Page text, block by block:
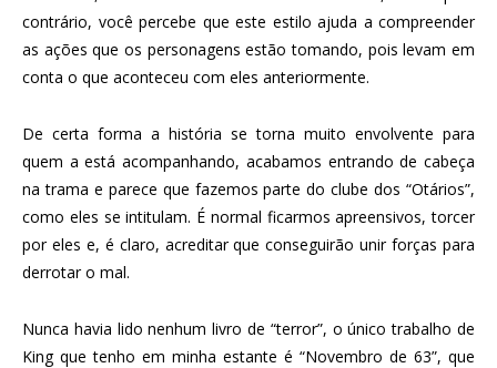
contrário, você percebe que este estilo ajuda a compreender
as ações que os personagens estão tomando, pois levam em
conta o que aconteceu com eles anteriormente.
De certa forma a história se torna muito envolvente para
quem a está acompanhando, acabamos entrando de cabeça
na trama e parece que fazemos parte do clube dos “Otários”,
como eles se intitulam. É normal ficarmos apreensivos, torcer
por eles e, é claro, acreditar que conseguirão unir forças para
derrotar o mal.
Nunca havia lido nenhum livro de “terror”, o único trabalho de
King que tenho em minha estante é “Novembro de 63”, que